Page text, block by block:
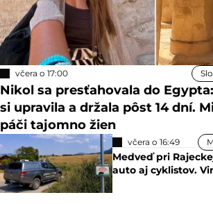
včera o 17:00
Nikol sa presťahovala do
si upravila a držala pôst 14 dní.
páči tajomno žien
včera o 16:49
Medveď pri
auto aj cyklistov.